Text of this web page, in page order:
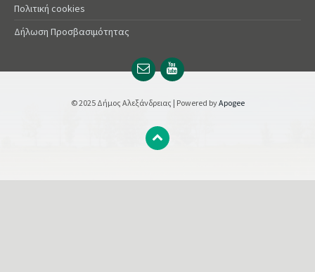
Πολιτική cookies
Δήλωση Προσβασιμότητας
Email
url
YouTube
url
© 2025 Δήμος Αλεξάνδρειας | Powered byApogee